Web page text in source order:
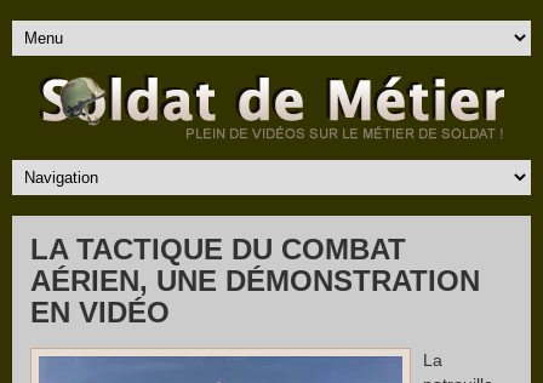
LA TACTIQUE DU COMBAT
AÉRIEN, UNE DÉMONSTRATION
EN VIDÉO
La